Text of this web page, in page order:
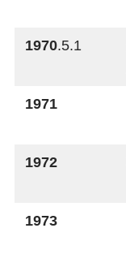
1970.5.1
1971
1972
1973